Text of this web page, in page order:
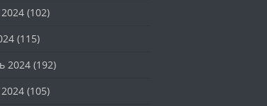
(102)
(115)
2024(192)
(105)